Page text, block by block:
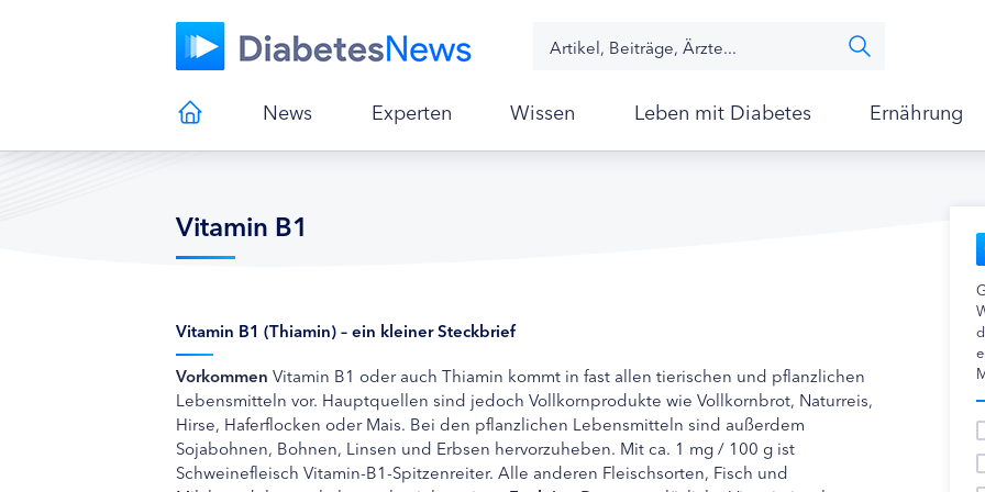
News Experten Wissen Leben mit Diabetes Ernährung
Vitamin B1
Vitamin B1 (Thiamin) – ein kleiner Steckbrief
Vorkommen Vitamin B1 oder auch Thiamin kommt in fast allen tierischen und pflanzlichen
Lebensmitteln vor. Hauptquellen sind jedoch Vollkornprodukte wie Vollkornbrot, Naturreis,
Hirse, Haferflocken oder Mais. Bei den pflanzlichen Lebensmitteln sind außerdem
Sojabohnen, Bohnen, Linsen und Erbsen hervorzuheben. Mit ca. 1 mg / 100 g ist
Schweinefleisch Vitamin-B1-Spitzenreiter. Alle anderen Fleischsorten, Fisch und